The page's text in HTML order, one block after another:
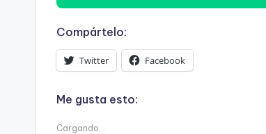
Compártelo:
Twitter Facebook
Me gusta esto:
Cargando...